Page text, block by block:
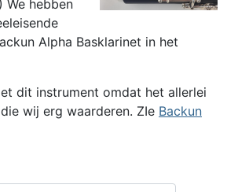
We hebben
Alpha Basklarinet in het
dit instrument omdat het allerlei
wij erg waarderen. ZIe Backun